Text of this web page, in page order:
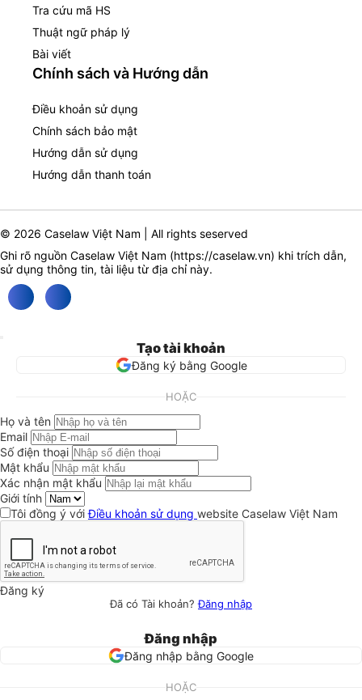
Tra cứu mã HS
Thuật ngữ pháp lý
Bài viết
Chính sách và Hướng dẫn
Điều khoản sử dụng
Chính sách bảo mật
Hướng dẫn sử dụng
Hướng dẫn thanh toán
© 2026 Caselaw Việt Nam | All rights seserved
Ghi rõ nguồn Caselaw Việt Nam (https://caselaw.vn) khi trích dẫn,
sử dụng thông tin, tài liệu từ địa chỉ này.
Tạo tài khoản
Đăng ký bằng Google
HOẶC
Họ và tên
Email
Số điện thoại
Mật khẩu
Xác nhận mật khẩu
Giới tính
Tôi đồng ý vớiĐiều khoản sử dụng website Caselaw Việt Nam
Đăng ký
Đã có Tài khoản?Đăng nhập
Đăng nhập
Đăng nhập bằng Google
HOẶC